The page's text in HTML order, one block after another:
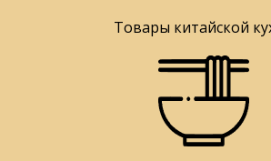
Товары китайской